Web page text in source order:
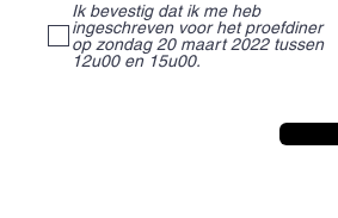
Ik bevestig dat ik me heb
ingeschreven voor het proefdiner
op zondag 20 maart 2022 tussen
12u00 en 15u00.